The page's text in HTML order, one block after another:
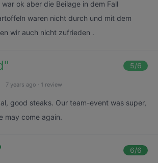
war ok aber die Beilage in dem Fall
waren nicht durch und mit dem
wir auch nicht zufrieden .
" 5/6
7 years ago · 1 review
good steaks. Our team-event was super,
may come again.
6/6